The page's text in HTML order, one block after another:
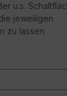
u.s.
jeweiligen
zu lassen.